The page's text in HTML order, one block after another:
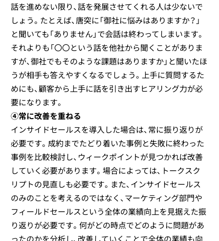
話を進めない限り、話を発展させてくれる人は少ないで
しょう。たとえば、唐突に「御社に悩みはありますか？」
と聞いても「ありません」で会話は終わってしまいます。
それよりも「〇〇という話を他社から聞くことがありま
すが、御社でもそのような課題はありますか」と聞いたほ
うが相手も答えやすくなるでしょう。上手に質問するた
めにも、顧客から上手に話を引き出すヒアリング力が必
要になります。
④常に改善を重ねる
インサイドセールスを導入した場合は、常に振り返りが
必要です。成約までたどり着いた事例と失敗に終わった
事例を比較検討し、ウィークポイントが見つかれば改善
していく必要があります。場合によっては、トークスク
リプトの見直しも必要です。また、インサイドセールス
のみのことを考えるのではなく、マーケティング部門や
フィールドセールスという全体の業績向上を見据えた振
り返りが必要です。何がどの時点でどのように問題があ